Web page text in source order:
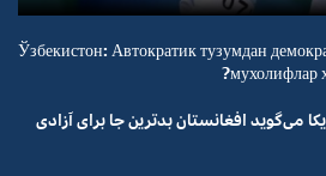
Ўзбекистон: Автократик тузумдан
мухолифлар
می‌گوید افغانستان بدترین جا برای آزادی